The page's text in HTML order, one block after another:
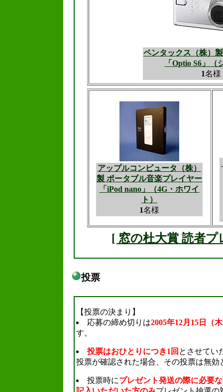
ペンタックス（株）
「Optio S6」（
1名様
アップルコンピュータ（株）
製 ポータブル音楽プレイヤー
「iPod nano」（4G・ホワイ
ト）
1名様
[ 窓の杜大賞 読者
投票
【投票の決まり】
応募の締め切りは2005年12月15日（
す。
投票はおひとりにつき1回 とさせてい
投票が確認された場合、その投票は無効
投票時にプレゼント発送の際に必要